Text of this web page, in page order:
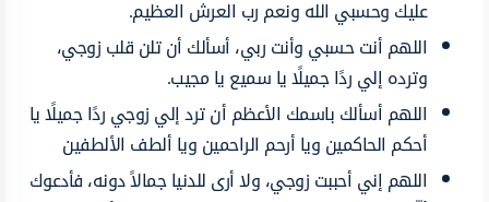
عليك وحسبي الله ونعم رب العرش العظيم.
اللهم أنت حسبي وأنت ربي، أسألك أن تلن قلب زوجي،
وترده إلي ردًا جميلًا يا سميع يا مجيب.
اللهم أسألك باسمك الأعظم أن ترد إلي زوجي ردًا جميلًا يا
أحكم الحاكمين ويا أرحم الراحمين ويا ألطف الألطفين
اللهم إني أحببت زوجي، ولا أرى للدنيا جمالاً دونه، فأدعوك